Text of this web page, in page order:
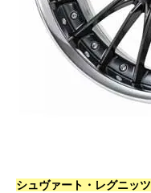
シュヴァート・レグニッツ